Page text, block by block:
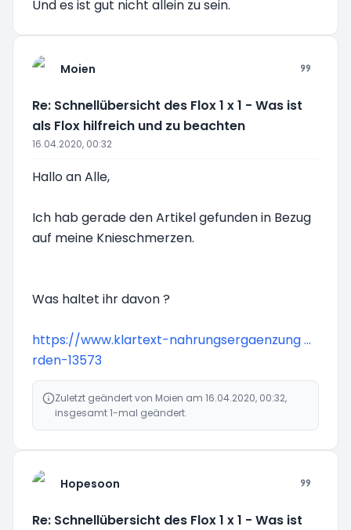
Und es ist gut nicht allein zu sein.
Moien
Re: Schnellübersicht des Flox 1 x 1 - Was ist
als Flox hilfreich und zu beachten
16.04.2020, 00:32
Hallo an Alle,
Ich hab gerade den Artikel gefunden in Bezug
auf meine Knieschmerzen.
Was haltet ihr davon ?
https://www.klartext-nahrungsergaenzung ...
rden-13573
Zuletzt geändert von Moien am 16.04.2020, 00:32,
insgesamt 1-mal geändert.
Hopesoon
Re: Schnellübersicht des Flox 1 x 1 - Was ist